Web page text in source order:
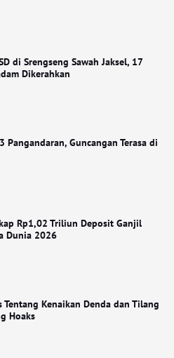
di Srengseng Sawah Jaksel, 17
Dikerahkan
Pangandaran, Guncangan Terasa di
Rp1,02 Triliun Deposit Ganjil
Dunia 2026
Tentang Kenaikan Denda dan Tilang
Hoaks